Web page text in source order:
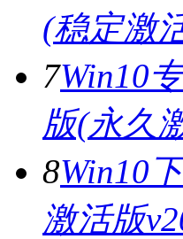
(稳定激
7Win10
版(永久
8Win10
激活版